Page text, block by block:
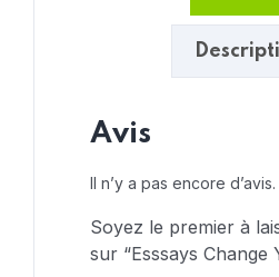
Avis
Il n’y a pas encore d’avis.
Soyez le premier à
sur “Esssays Change